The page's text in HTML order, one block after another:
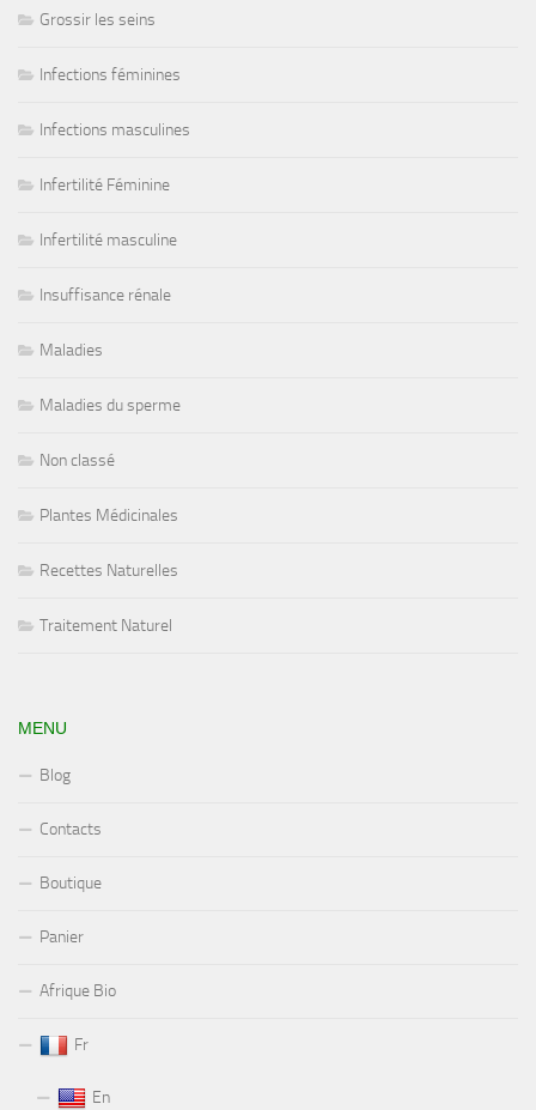
Grossir les seins
Infections féminines
Infections masculines
Infertilité Féminine
Infertilité masculine
Insuffisance rénale
Maladies
Maladies du sperme
Non classé
Plantes Médicinales
Recettes Naturelles
Traitement Naturel
MENU
Blog
Contacts
Boutique
Panier
Afrique Bio
Fr
En